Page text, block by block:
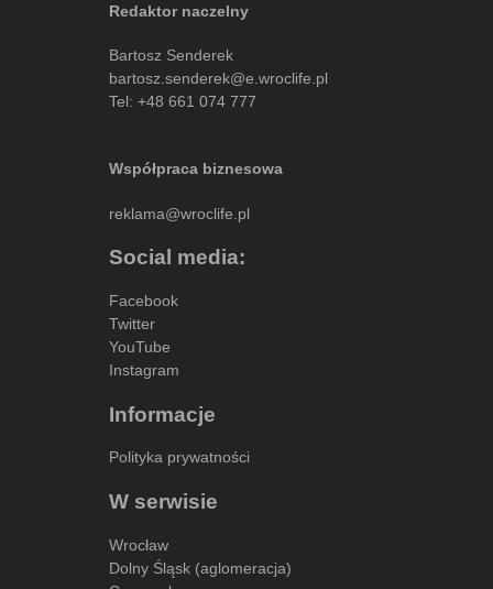
Redaktor naczelny
Bartosz Senderek
bartosz.senderek@e.wroclife.pl
Tel: +48 661 074 777
Współpraca biznesowa
reklama@wroclife.pl
Social media:
Facebook
Twitter
YouTube
Instagram
Informacje
Polityka prywatności
W serwisie
Wrocław
Dolny Śląsk (aglomeracja)